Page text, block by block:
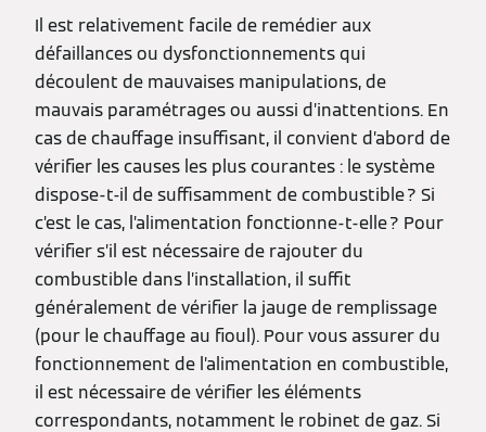
Il est relativement facile de remédier aux
défaillances ou dysfonctionnements qui
découlent de mauvaises manipulations, de
mauvais paramétrages ou aussi d’inattentions. En
cas de chauffage insuffisant, il convient d’abord de
vérifier les causes les plus courantes : le système
dispose-t-il de suffisamment de combustible ? Si
c’est le cas, l’alimentation fonctionne-t-elle ? Pour
vérifier s’il est nécessaire de rajouter du
combustible dans l’installation, il suffit
généralement de vérifier la jauge de remplissage
(pour le chauffage au fioul). Pour vous assurer du
fonctionnement de l’alimentation en combustible,
il est nécessaire de vérifier les éléments
correspondants, notamment le robinet de gaz. Si